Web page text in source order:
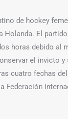
de hockey
Holanda. El
horas debido al
el invicto y
cuatro fechas
Federación